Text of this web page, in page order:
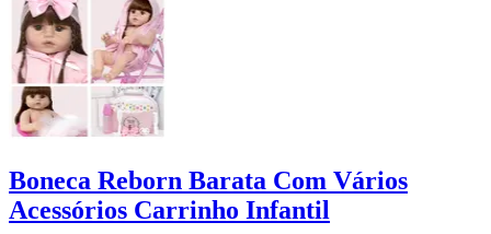
Boneca Reborn Barata Com Vários
Acessórios Carrinho Infantil